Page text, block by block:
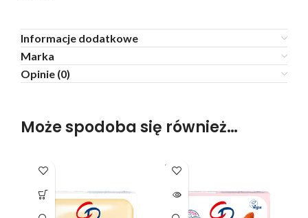
Informacje dodatkowe
Marka
Opinie (0)
Może spodoba się również…
SOLD
OUT